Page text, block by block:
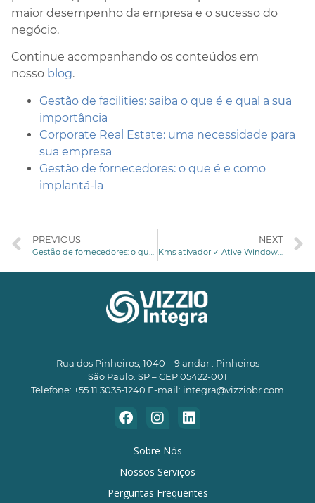
maior desempenho da empresa e o sucesso do
negócio.
Continue acompanhando os conteúdos em
nosso blog.
Gestão de facilities: saiba o que é e qual a sua
importância
Corporate Real Estate: uma necessidade para
sua empresa
Gestão de fornecedores: o que é e como
implantá-la
PREVIOUS
Gestão de fornecedores: o que é e como implantá-la
NEXT
Kms ativador ✓ Ative Windows 10 Pro e Office 365 Fácil 2025
Rua dos Pinheiros, 1040 – 9 andar . Pinheiros
São Paulo. SP – CEP 05422-001
Telefone: +55 11 3035-1240 E-mail: integra@vizziobr.com
Sobre Nós
Nossos Serviços
Perguntas Frequentes